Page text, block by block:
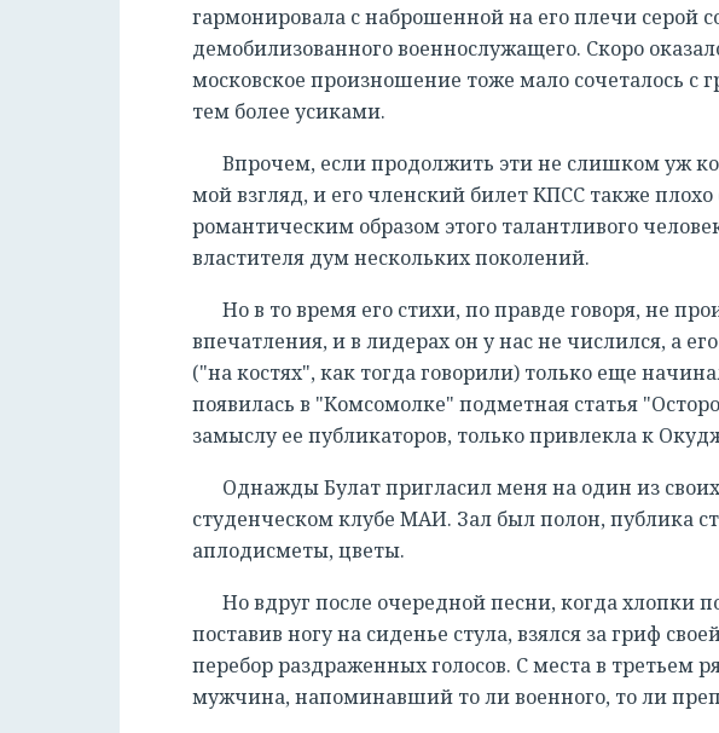
гармонировала с наброшенной на его плечи серой
демобилизованного военнослужащего. Скоро
московское произношение тоже мало сочеталось
тем более усиками.
Впрочем, если продолжить эти не слишком уж
мой взгляд, и его членский билет КПСС также
романтическим образом этого талантливого
властителя дум нескольких поколений.
Но в то время его стихи, по правде говоря, не
впечатления, и в лидерах он у нас не числился, а
("на костях", как тогда говорили) только еще
появилась в "Комсомолке" подметная статья
замыслу ее публикаторов, только привлекла к
Однажды Булат пригласил меня на один из
студенческом клубе МАИ. Зал был полон, публика
аплодисметы, цветы.
Но вдруг после очередной песни, когда хлопки
поставив ногу на сиденье стула, взялся за гриф
перебор раздраженных голосов. С места в третьем
мужчина, напоминавший то ли военного, то ли